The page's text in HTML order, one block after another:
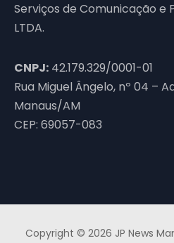
Serviços de Comunicação e
LTDA.
CNPJ: 42.179.329/0001-01
Rua Miguel Ângelo, nº 04 –
Manaus/AM
CEP: 69057-083
Copyright © 2026 JP News